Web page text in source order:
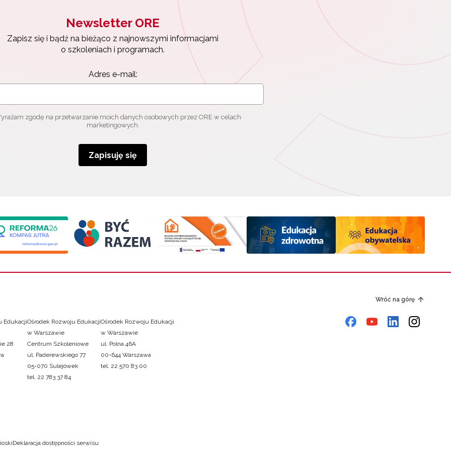
Newsletter ORE
Zapisz się i bądź na bieżąco z najnowszymi informacjami
o szkoleniach i programach.
Adres e-mail:
zgodę na przetwarzanie moich danych osobowych przez ORE w celach
marketingowych.
Zapisuję się
Wróć na górę
Edukacji
28
Ośrodek Rozwoju Edukacji
w Warszawie
Centrum Szkoleniowe
ul. Paderewskiego 77
05-070 Sulejówek
tel. 22 783 37 84
Ośrodek Rozwoju Edukacji
w Warszawie
ul. Polna 46A
00-644 Warszawa
tel. 22 570 83 00
Deklaracja dostępności serwisu